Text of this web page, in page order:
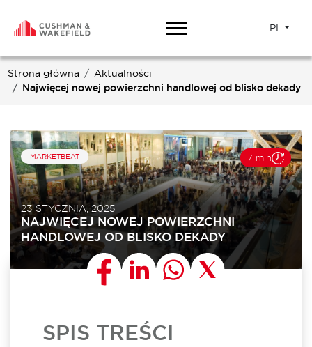
PL
Strona główna
Aktualności
Najwięcej nowej powierzchni handlowej od blisko dekady
7 min
MARKETBEAT
23 STYCZNIA, 2025
NAJWIĘCEJ NOWEJ POWIERZCHNI
HANDLOWEJ OD BLISKO DEKADY
SPIS TREŚCI